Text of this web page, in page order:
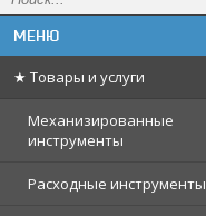
★ Товары и услуги
Механизированные
инструменты
Расходные инструменты